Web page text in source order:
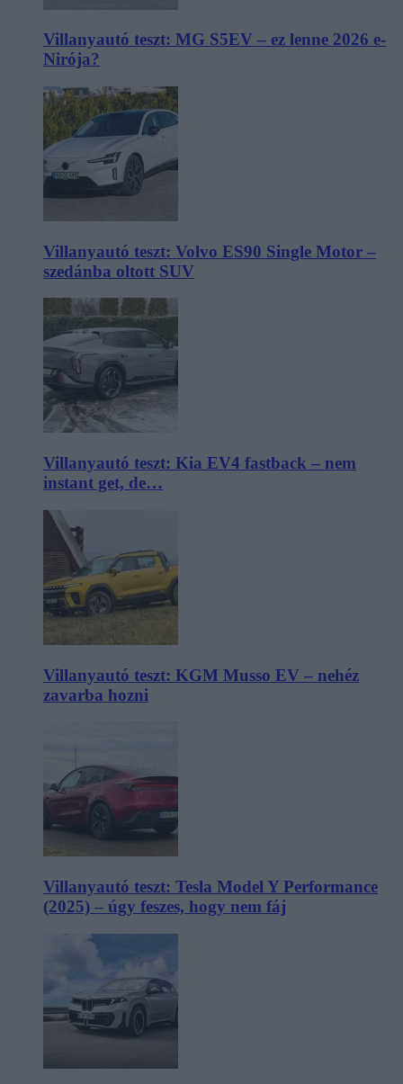
Villanyautó teszt: MG S5EV – ez lenne 2026 e-
Nirója?
Villanyautó teszt: Volvo ES90 Single Motor –
szedánba oltott SUV
Villanyautó teszt: Kia EV4 fastback – nem
instant get, de…
Villanyautó teszt: KGM Musso EV – nehéz
zavarba hozni
Villanyautó teszt: Tesla Model Y Performance
(2025) – úgy feszes, hogy nem fáj